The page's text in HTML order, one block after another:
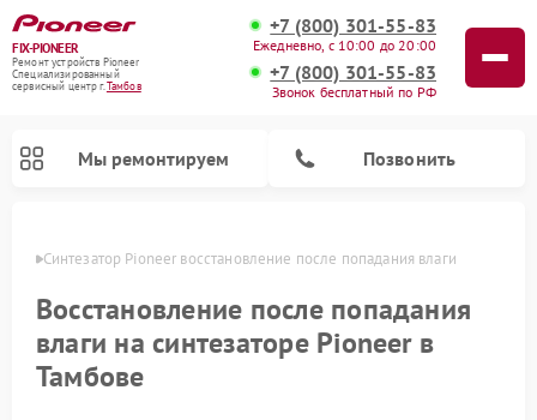
FIX-PIONEER
Ремонт устройств Pioneer
Специализированный
cервисный центр г.Тамбов
+7 (800) 301-55-83
Ежедневно, с 10:00 до 20:00
+7 (800) 301-55-83
Звонок бесплатный по РФ
Мы ремонтируем Позвонить
Синтезатор Pioneer восстановление после попадания влаги
Восстановление после попадания
влаги на синтезаторе Pioneer в
Тамбове